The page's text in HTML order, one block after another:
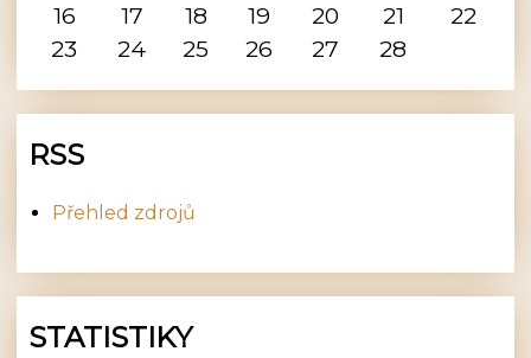
16
17 18 19 20 21
22
23
24 25 26 27 28
RSS
Přehled zdrojů
STATISTIKY